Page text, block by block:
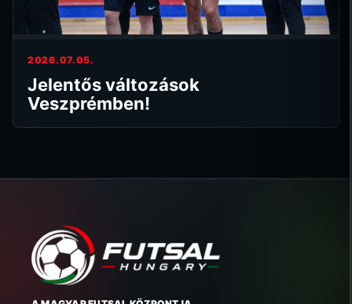
2026.07.05.
Jelentős változások
Veszprémben!